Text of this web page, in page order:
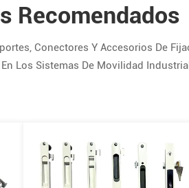
Recomendados
Conectores Y Accesorios De
Los Sistemas De Movilidad